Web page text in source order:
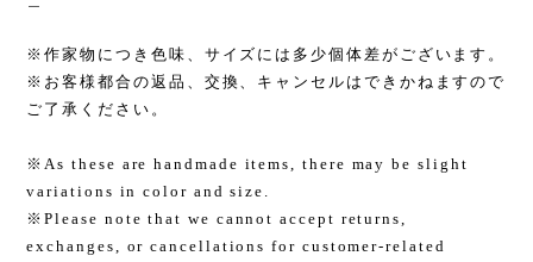
※作家物につき色味、サイズには多少個体差がございます。
※お客様都合の返品、交換、キャンセルはできかねますので
ご了承ください。
※As these are handmade items, there may be slight
variations in color and size.
※Please note that we cannot accept returns,
exchanges, or cancellations for customer-related